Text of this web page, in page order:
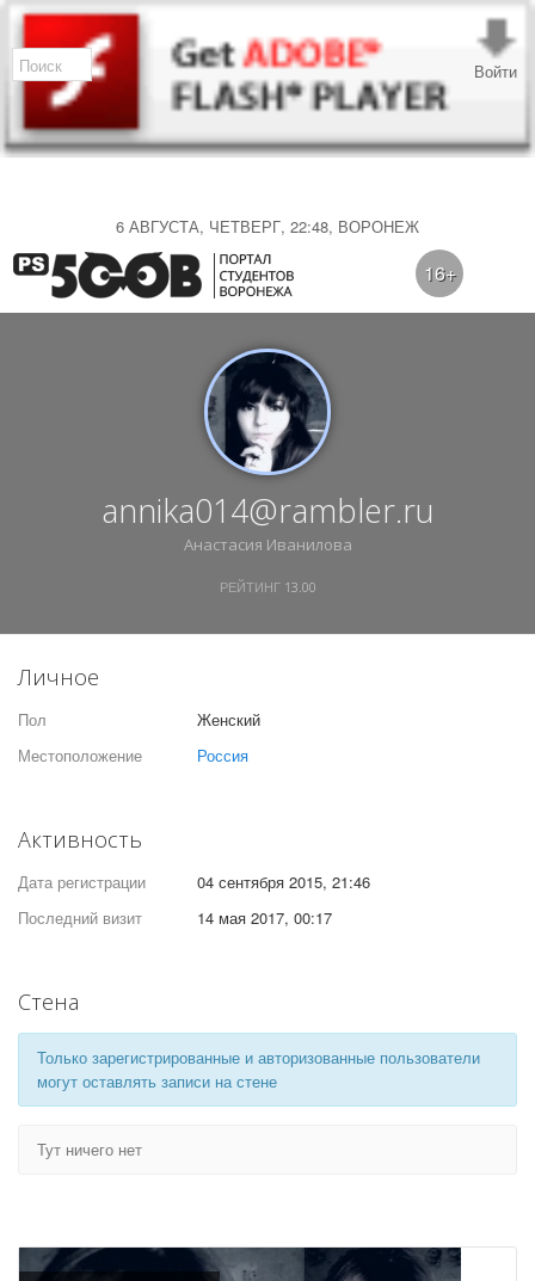
6 АВГУСТА, ЧЕТВЕРГ, 22:48, ВОРОНЕЖ
Войти
16+
annika014@rambler.ru
Анастасия Иванилова
РЕЙТИНГ 13.00
Личное
Пол
Женский
Местоположение
Россия
Активность
Дата регистрации
04 сентября 2015, 21:46
Последний визит
14 мая 2017, 00:17
Стена
Только зарегистрированные и авторизованные пользователи
могут оставлять записи на стене
Тут ничего нет